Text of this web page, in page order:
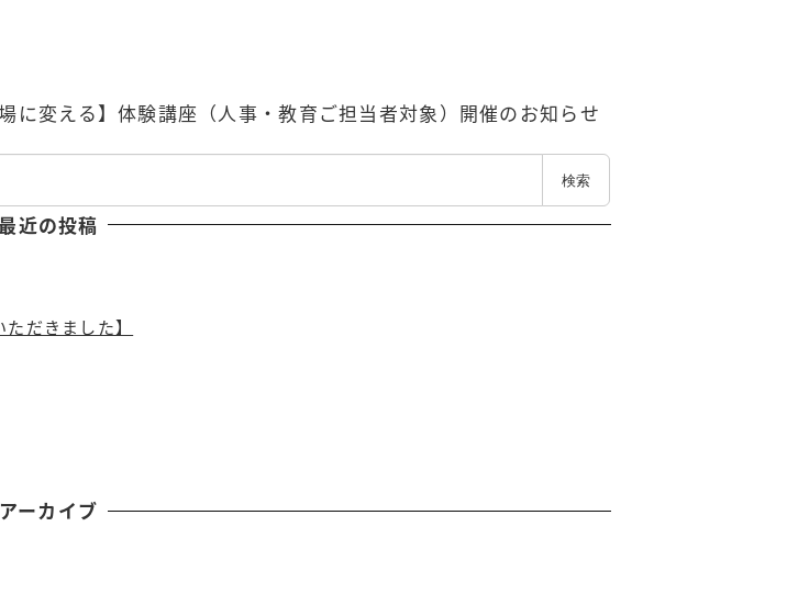
に変える】体験講座（人事・教育ご担当者対象）開催のお知らせ
検索
最近の投稿
だきました】
アーカイブ